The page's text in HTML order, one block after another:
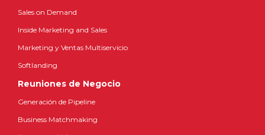
Sales on Demand
Inside Marketing and Sales
Marketing y Ventas Multiservicio
Softlanding
Reuniones de Negocio
Generación de Pipeline
Business Matchmaking